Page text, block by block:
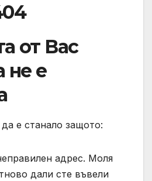
от Вас
не е
е станало защото:
адрес. Моля
дали сте въвели